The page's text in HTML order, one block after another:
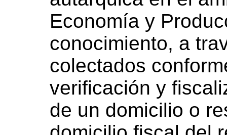
Economía y
conocimiento, a
colectados
verificación y
de un domicilio o